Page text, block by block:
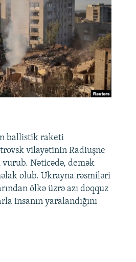
ballistik raketi
vilayətinin Radiuşne
vurub. Nəticədə, demək
olub. Ukrayna rəsmiləri
ölkə üzrə azı doqquz
insanın yaralandığını